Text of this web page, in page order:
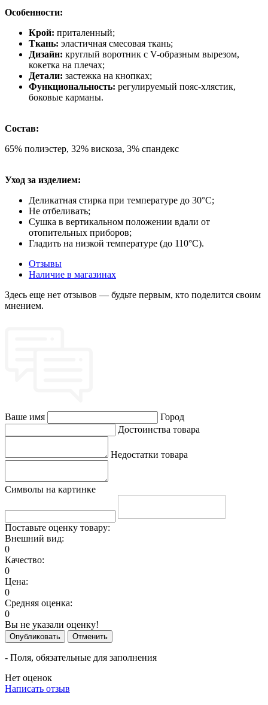
Особенности:
Крой: приталенный;
Ткань: эластичная смесовая ткань;
Дизайн: круглый воротник с V-образным вырезом,
кокетка на плечах;
Детали: застежка на кнопках;
Функциональность: регулируемый пояс-хлястик,
боковые карманы.
Состав:
65% полиэстер, 32% вискоза, 3% спандекс
Уход за изделием:
Деликатная стирка при температуре до 30°C;
Не отбеливать;
Сушка в вертикальном положении вдали от
отопительных приборов;
Гладить на низкой температуре (до 110°C).
Отзывы
Наличие в магазинах
Здесь еще нет отзывов — будьте первым, кто поделится своим
мнением.
Ваше имя
Город
Достоинства товара
Недостатки товара
Символы на картинке
Поставьте оценку товару:
Внешний вид:
0
Качество:
0
Цена:
0
Средняя оценка:
0
Вы не указали оценку!
Опубликовать Отменить
- Поля, обязательные для заполнения
Нет оценок
Написать отзыв